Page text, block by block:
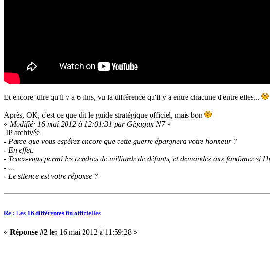
Et encore, dire qu'il y a 6 fins, vu la différence qu'il y a entre chacune d'entre elles...
Après, OK, c'est ce que dit le guide stratégique officiel, mais bon
« Modifié: 16 mai 2012 à 12:01:31 par Gigagun N7»
IP archivée
- Parce que vous espérez encore que cette guerre épargnera votre honneur ?
- En effet.
- Tenez-vous parmi les cendres de milliards de défunts, et demandez aux fantômes si
- ...
- Le silence est votre réponse ?
Re : Les 16 différentes fin officielles
« Réponse #2 le: 16 mai 2012 à 11:59:28 »